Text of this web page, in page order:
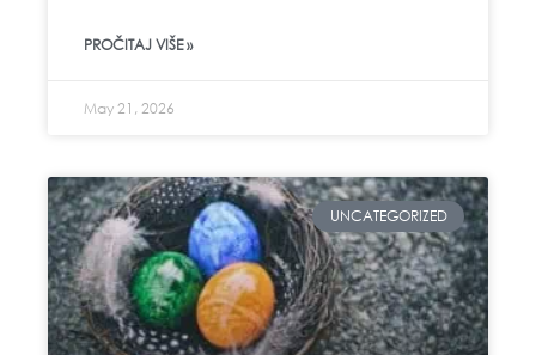
PROČITAJ VIŠE »
May 21, 2026
UNCATEGORIZED